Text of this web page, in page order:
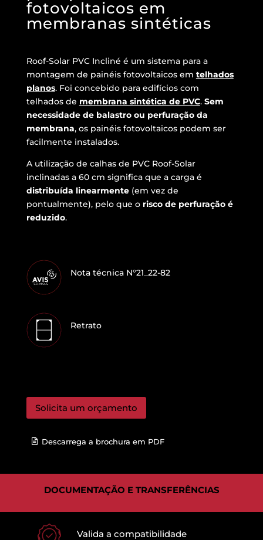
fotovoltaicos em
membranas sintéticas
Roof-Solar PVC Incliné é um sistema para a
montagem de painéis fotovoltaicos em telhados
planos. Foi concebido para edifícios com
telhados de membrana sintética de PVC. Sem
necessidade de balastro ou perfuração da
membrana, os painéis fotovoltaicos podem ser
facilmente instalados.
A utilização de calhas de PVC Roof-Solar
inclinadas a 60 cm significa que a carga é
distribuída linearmente(em vez de
pontualmente), pelo que orisco de perfuração é
reduzido.
Nota técnica N°21_22-82
Retrato
Solicita um orçamento
Descarrega a brochura em PDF
DOCUMENTAÇÃO E TRANSFERÊNCIAS
Valida a compatibilidade